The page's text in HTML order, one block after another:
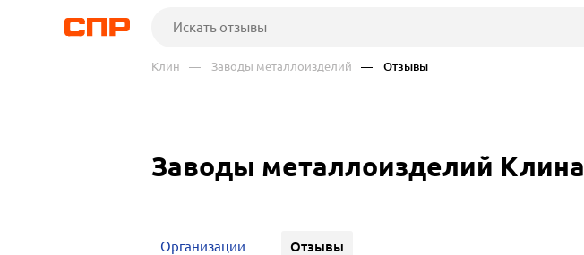
Клин — Заводы металлоизделий — Отзывы
Заводы металлоизделий Клина
Организации Отзывы